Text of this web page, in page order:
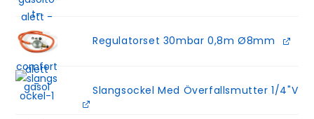
Regulatorset 30mbar 0,8m Ø8mm
Slangsockel Med Överfallsmutter 1/4"V